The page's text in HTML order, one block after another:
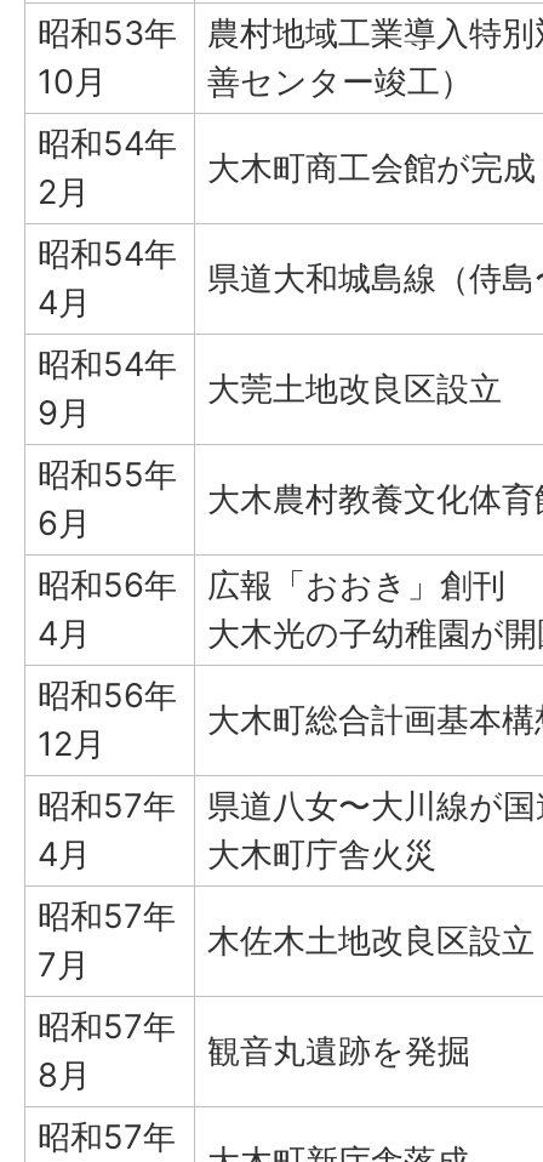
昭和53年
10月
農村地域工業導入特
善センター竣工）
昭和54年
2月
大木町商工会館が完成
昭和54年
4月
県道大和城島線（侍
昭和54年
9月
大莞土地改良区設立
昭和55年
6月
大木農村教養文化体
昭和56年
4月
広報「おおき」創刊
大木光の子幼稚園が
昭和56年
12月
大木町総合計画基本
昭和57年
4月
県道八女〜大川線が
大木町庁舎火災
昭和57年
7月
木佐木土地改良区設立
昭和57年
8月
観音丸遺跡を発掘
昭和57年